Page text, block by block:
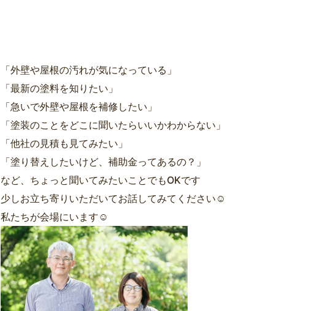
「外壁や屋根の汚れが気になっている」
「最新の塗料を知りたい」
「急いで外壁や屋根を補修したい」
「塗装のことをどこに聞いたらいいかわからない」
「他社の見積も見てみたい」
「塗り替えしたいけど、補助金ってあるの？」
など、ちょっと聞いてみたいことでもOKです
少しお立ち寄りいただいてお話してみてください☺
私たちが会場にいます☺